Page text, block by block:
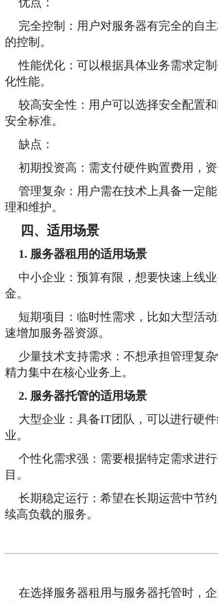
完全控制：用户对服务器有完全的自
的控制。
性能优化：可以根据具体业务需求定
化性能。
较高安全性：用户可以选择安全配置
安全标准。
缺点：
初期投资高：需支付硬件购置费用，
管理复杂：用户需在技术上具备一定
理和维护。
四、适用场景
1. 服务器租用的适用场景
中小企业：预算有限，想要快速上线
金。
短期项目：临时性需求，比如大型活
速增加服务器资源。
少量技术支持需求：不想承担管理复
精力集中在核心业务上。
2. 服务器托管的适用场景
大型企业：具备IT团队，可以进行硬
业。
个性化需求强：需要根据特定需求进
目。
长期稳定运行：希望在长期运营中节
续高负载的服务。
在选择服务器租用与服务器托管时，